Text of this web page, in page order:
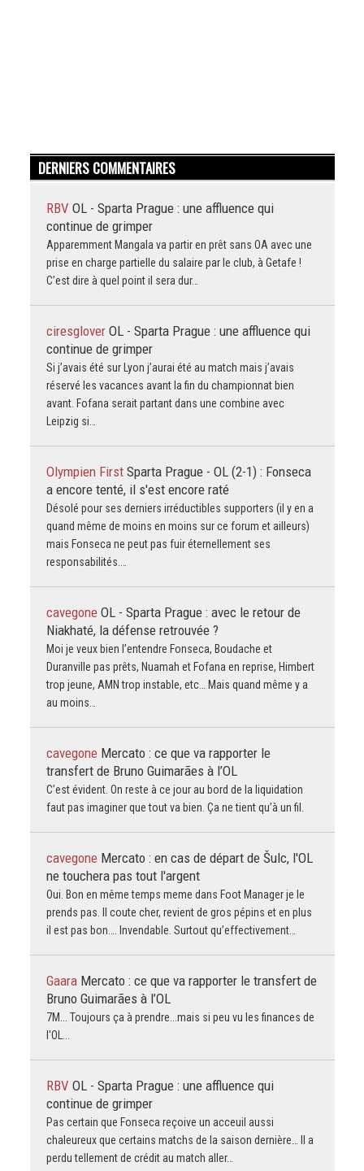
DERNIERS COMMENTAIRES
RBV OL - Sparta Prague : une affluence qui
continue de grimper
Apparemment Mangala va partir en prêt sans OA avec une
prise en charge partielle du salaire par le club, à Getafe !
C’est dire à quel point il sera dur…
ciresglover OL - Sparta Prague : une affluence qui
continue de grimper
Si j’avais été sur Lyon j’aurai été au match mais j’avais
réservé les vacances avant la fin du championnat bien
avant. Fofana serait partant dans une combine avec
Leipzig si…
Olympien First Sparta Prague - OL (2-1) : Fonseca
a encore tenté, il s'est encore raté
Désolé pour ses derniers irréductibles supporters (il y en a
quand même de moins en moins sur ce forum et ailleurs)
mais Fonseca ne peut pas fuir éternellement ses
responsabilités.…
cavegone OL - Sparta Prague : avec le retour de
Niakhaté, la défense retrouvée ?
Moi je veux bien l’entendre Fonseca, Boudache et
Duranville pas prêts, Nuamah et Fofana en reprise, Himbert
trop jeune, AMN trop instable, etc… Mais quand même y a
au moins…
cavegone Mercato : ce que va rapporter le
transfert de Bruno Guimarães à l’OL
C’est évident. On reste à ce jour au bord de la liquidation
faut pas imaginer que tout va bien. Ça ne tient qu’à un fil.
cavegone Mercato : en cas de départ de Šulc, l'OL
ne touchera pas tout l'argent
Oui. Bon en même temps meme dans Foot Manager je le
prends pas. Il coute cher, revient de gros pépins et en plus
il est pas bon…. Invendable. Surtout qu’effectivement…
Gaara Mercato : ce que va rapporter le transfert de
Bruno Guimarães à l’OL
7M... Toujours ça à prendre...mais si peu vu les finances de
l'OL...
RBV OL - Sparta Prague : une affluence qui
continue de grimper
Pas certain que Fonseca reçoive un acceuil aussi
chaleureux que certains matchs de la saison dernière… Il a
perdu tellement de crédit au match aller…